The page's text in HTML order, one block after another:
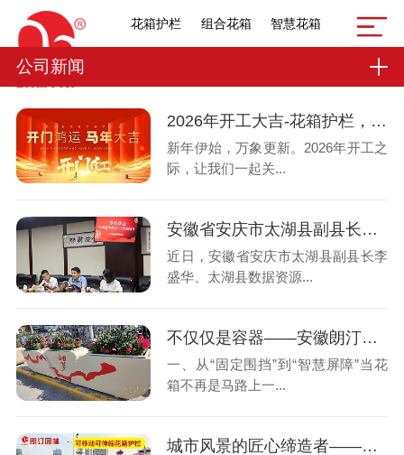
花箱护栏 组合花箱 智慧花箱
公司新闻
2026年开工大吉-花箱护栏，让城市更美更安全
新年伊始，万象更新。2026年开工之
际，让我们一起关...
安徽省安庆市太湖县副县长李盛华一行莅临朗汀集团招商引资考察工作
近日，安徽省安庆市太湖县副县长李
盛华、太湖县数据资源...
不仅仅是容器——安徽朗汀如何用伸缩花箱重塑城市公共空间
一、从“固定围挡”到“智慧屏障”当花
箱不再是马路上一...
城市风景的匠心缔造者——安徽朗汀景观花箱厂家侧记